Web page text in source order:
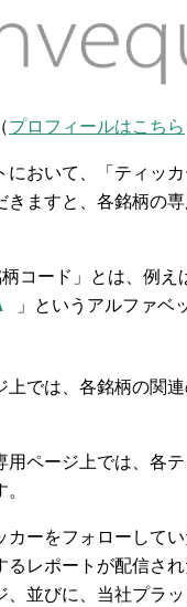
（プロフィールはこちら
において、「ティッ
きますと、各銘柄の
コード」とは、例え
」というアルファベ
上では、各銘柄の関
用ページ上では、各
カーをフォローして
るレポートが配信さ
、並びに、当社プラ